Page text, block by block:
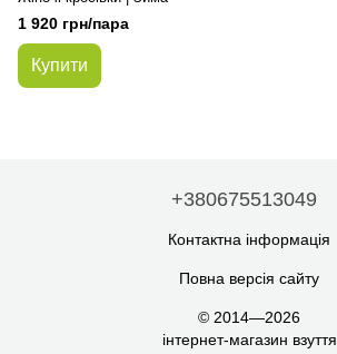
1 920 грн/пара
Купити
+380675513049
Контактна інформація
Повна версія сайту
© 2014—2026
інтернет-магазин взуття